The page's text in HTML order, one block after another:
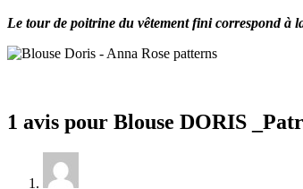
Le tour de poitrine du vêtement fini correspond à
1 avis pour Blouse DORIS